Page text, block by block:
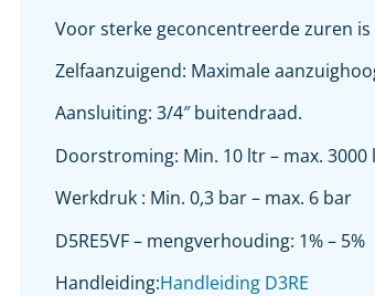
Voor sterke geconcentreerde zuren is
Zelfaanzuigend: Maximale
Aansluiting: 3/4″ buitendraad.
Doorstroming: Min. 10 ltr – max.
Werkdruk : Min. 0,3 bar – max. 6 bar
D5RE5VF – mengverhouding: 1% – 5%
Handleiding:Handleiding D3RE